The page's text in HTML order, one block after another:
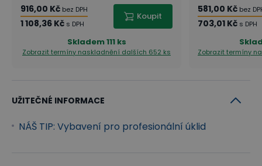
916,00 Kč bez DPH
1 108,36 Kč s DPH
Koupit
Skladem111 ks
Zobrazit termíny naskladnění dalších 652 ks
581,00 Kč bez
703,01 Kč s DPH
Zobrazit termíny
UŽITEČNÉ INFORMACE
NÁŠ TIP: Vybavení pro profesionální úklid